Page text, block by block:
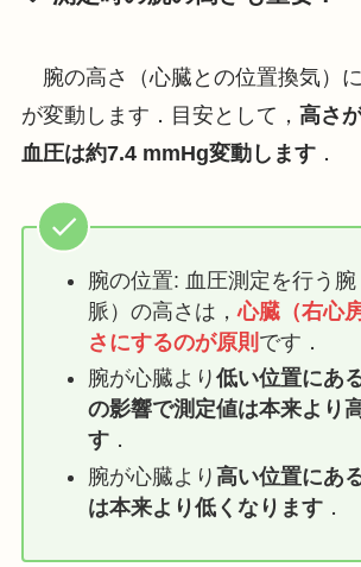
腕の高さ（心臓との位置換気）
が変動します．目安として， 高さ
血圧は約7.4 mmHg変動します．
腕の位置: 血圧測定を行う
脈）の高さは，心臓（右心
さにするのが原則 です．
腕が心臓より 低い位置にあ
の影響で測定値は本来より
す．
腕が心臓より 高い位置にあ
は本来より低くなります．